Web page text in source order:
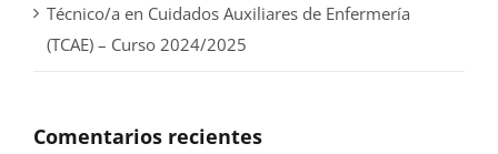
Técnico/a en Cuidados Auxiliares de Enfermería
(TCAE) – Curso 2024/2025
Comentarios recientes